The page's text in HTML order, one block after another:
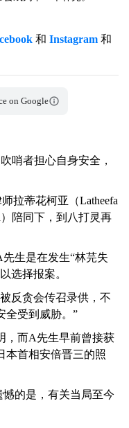
和 Instagram 和
on Google
哨者担心自身安全，
拉蒂花柯亚（Latheefa
陪同下，到八打灵再
生是在发生“林芫失
选择报案。
反贪会传召录供，不
全受到威胁。”
，而A先生早前曾接获
本首相安倍晋三的照
的是，有关当局至今